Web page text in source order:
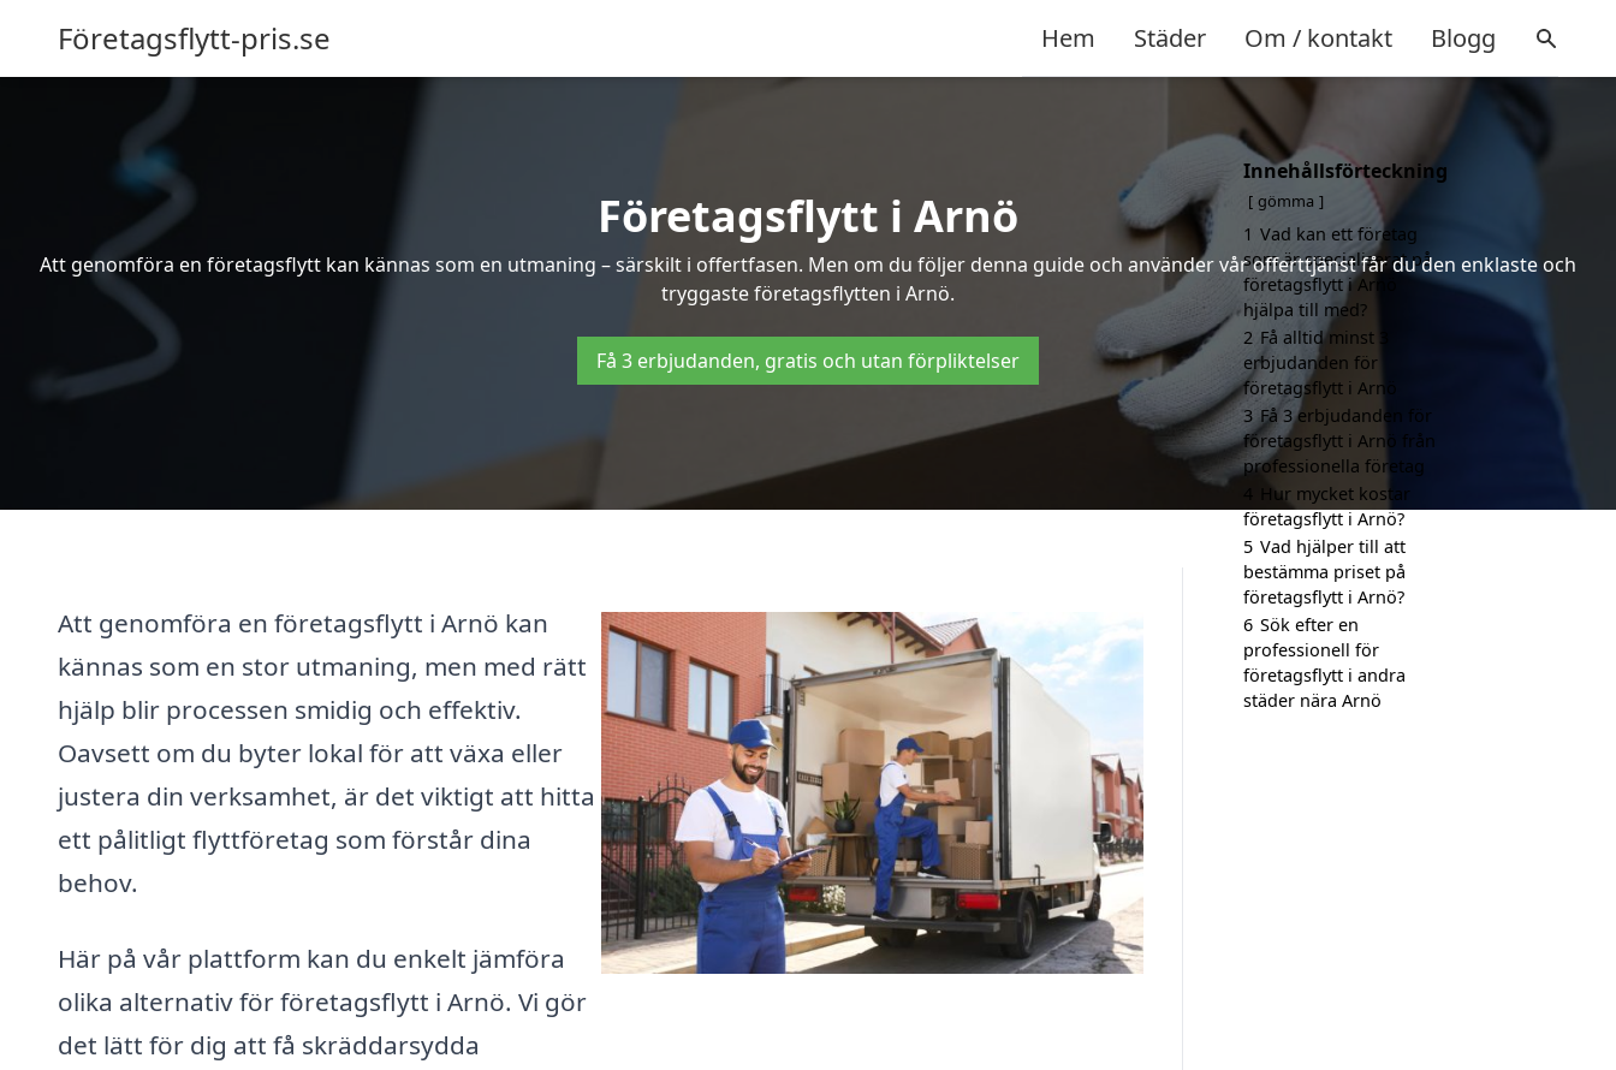
Företagsflytt-pris.se Hem Städer Om / kontakt Blogg
Företagsflytt i Arnö
Att genomföra en företagsflytt kan kännas som en utmaning – särskilt i offertfasen. Men om du följer denna guide och använder vår offerttjänst får du den enklaste och
tryggaste företagsflytten i Arnö.
Få 3 erbjudanden, gratis och utan förpliktelser
Att genomföra en företagsflytt i Arnö kan
kännas som en stor utmaning, men med rätt
hjälp blir processen smidig och effektiv.
Oavsett om du byter lokal för att växa eller
justera din verksamhet, är det viktigt att hitta
ett pålitligt flyttföretag som förstår dina
behov.
Här på vår plattform kan du enkelt jämföra
olika alternativ för företagsflytt i Arnö. Vi gör
det lätt för dig att få skräddarsydda
Innehållsförteckning
gömma
1 Vad kan ett företag
som är specialiserat på
företagsflytt i Arnö
hjälpa till med?
2 Få alltid minst 3
erbjudanden för
företagsflytt i Arnö
3 Få 3 erbjudanden för
företagsflytt i Arnö från
professionella företag
Hur mycket kostar
företagsflytt i Arnö?
5 Vad hjälper till att
bestämma priset på
företagsflytt i Arnö?
6 Sök efter en
professionell för
företagsflytt i andra
städer nära Arnö